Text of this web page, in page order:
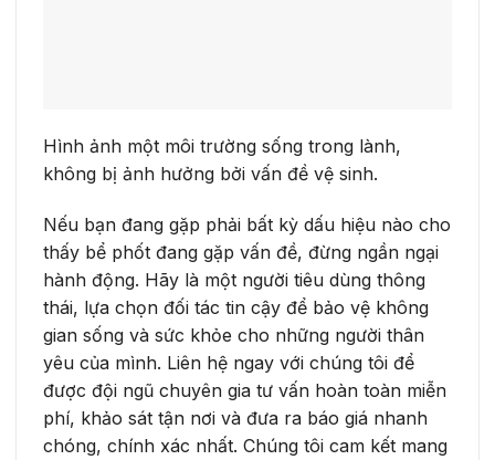
Hình ảnh một môi trường sống trong lành,
không bị ảnh hưởng bởi vấn đề vệ sinh.
Nếu bạn đang gặp phải bất kỳ dấu hiệu nào cho
thấy bể phốt đang gặp vấn đề, đừng ngần ngại
hành động. Hãy là một người tiêu dùng thông
thái, lựa chọn đối tác tin cậy để bảo vệ không
gian sống và sức khỏe cho những người thân
yêu của mình. Liên hệ ngay với chúng tôi để
được đội ngũ chuyên gia tư vấn hoàn toàn miễn
phí, khảo sát tận nơi và đưa ra báo giá nhanh
chóng, chính xác nhất. Chúng tôi cam kết mang